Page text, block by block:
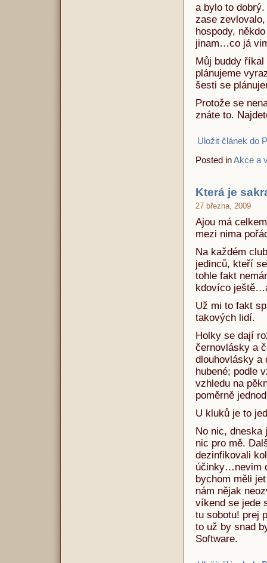
a bylo to
zase
hospody,
jinam…co já
Můj buddy
plánujeme
šesti se
Protože se
znáte to.
Uložit článek do
Posted inAkce a
Která je
27 března, 2009
Ajou má
mezi nima
Na každém
jedinců, kteří
tohle fakt
kdovíco
Už mi to fakt
takových lidí.
Holky se dají
černovlásky a
dlouhovlásky a
hubené; podle
vzhledu na
poměrně
U kluků je to
No nic, dneska
nic pro mě.
dezinfikovali
účinky…nevim
bychom měli
nám nějak
víkend se jede
tu sobotu! prej
to už by snad
Software.